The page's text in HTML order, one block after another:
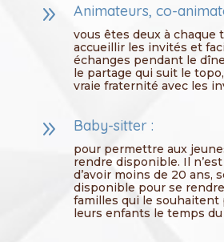
9 Animateurs, co-
vous êtes deux à chaque
accueillir les invités et
échanges pendant le
le partage qui suit le
vraie fraternité avec les
9 Baby-sitter :
pour permettre aux
rendre disponible. Il
d’avoir moins de 20 ans,
disponible pour se
familles qui le souhaitent
leurs enfants le temps